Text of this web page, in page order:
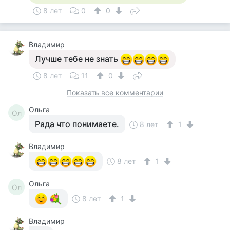
8 лет 0 0
Владимир
Лучше тебе не знать
8 лет 11
0
Показать все комментарии
Ол Ольга
Рада что понимаете. 8 лет 1
Владимир
8 лет
1
Ол
Ольга
8 лет
1
Владимир